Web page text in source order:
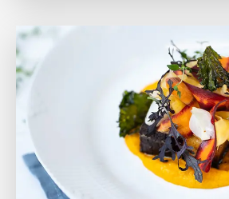
Læs mere om Sæt smag til det grønne